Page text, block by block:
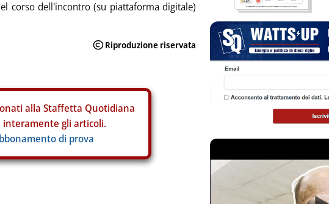
corso dell'incontro (su piattaforma digitale)
alla Staffetta Quotidiana
interamente gli articoli.
di prova